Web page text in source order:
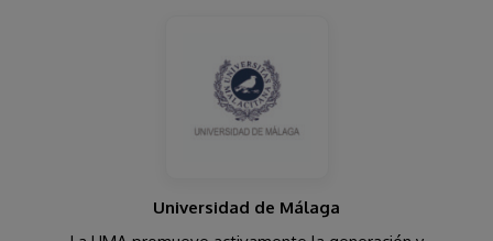
Universidad de Málaga